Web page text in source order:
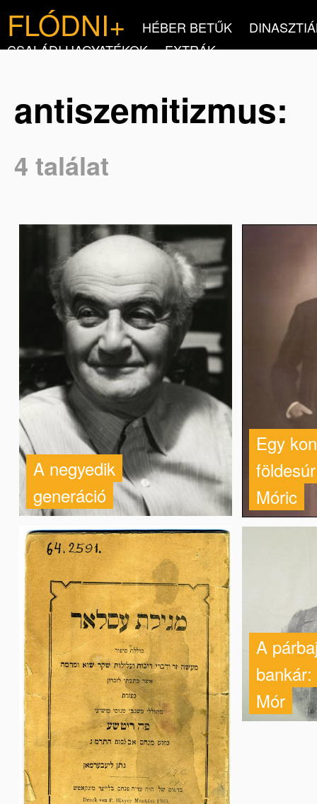
FLÓDNI+ HÉBER BETŰK
CSALÁDI HAGYATÉKOK
EXTRÁK
antiszemitizmus:
4 találat
A negyedik
generáció
Egy
Móric
A
Mór